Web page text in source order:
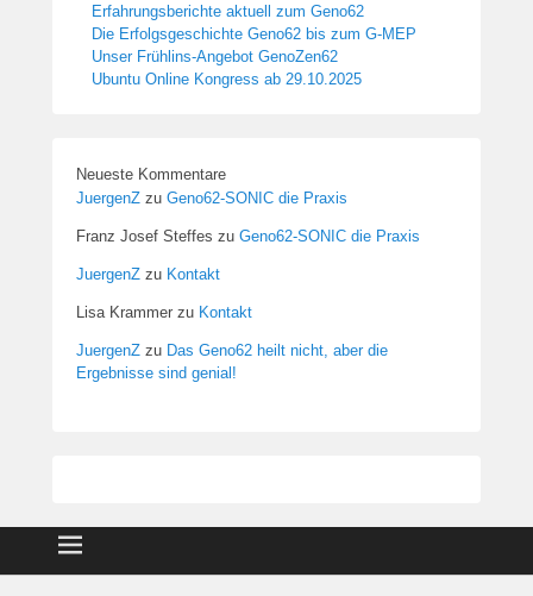
Erfahrungsberichte aktuell zum Geno62
Die Erfolgsgeschichte Geno62 bis zum G-MEP
Unser Frühlins-Angebot GenoZen62
Ubuntu Online Kongress ab 29.10.2025
Neueste Kommentare
JuergenZ zu Geno62-SONIC die Praxis
Franz Josef Steffes zu Geno62-SONIC die Praxis
JuergenZ zu Kontakt
Lisa Krammer zu Kontakt
JuergenZ zu Das Geno62 heilt nicht, aber die
Ergebnisse sind genial!